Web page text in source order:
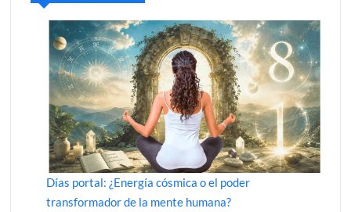
Días portal: ¿Energía cósmica o el poder
transformador de la mente humana?